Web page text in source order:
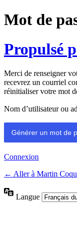
Mot de
Propulsé
Merci de renseigner
recevrez un courriel
réinitialiser votre mot
Nom d’utilisateur ou
Connexion
← Aller à Martin
Langue